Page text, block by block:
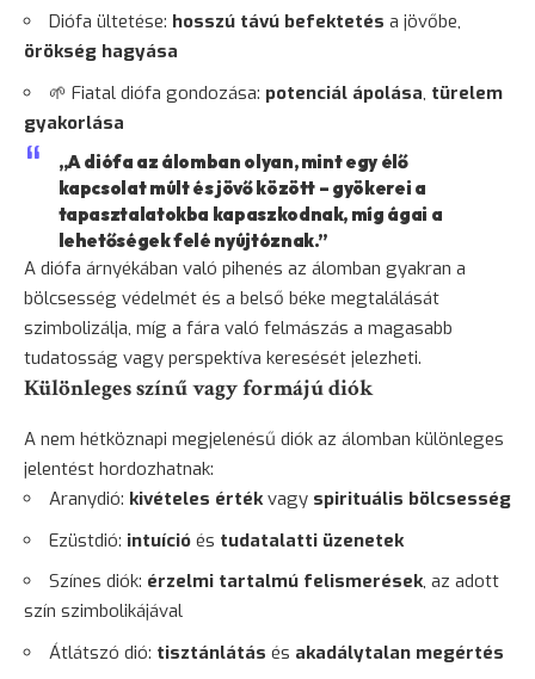
Diófa ültetése: hosszú távú befektetés a jövőbe,
örökség hagyása
🌱 Fiatal diófa gondozása: potenciál ápolása, türelem
gyakorlása
„A diófa az álomban olyan, mint egy élő
kapcsolat múlt és jövő között – gyökerei a
tapasztalatokba kapaszkodnak, míg ágai a
lehetőségek felé nyújtóznak.”
A diófa árnyékában való pihenés az álomban gyakran a
bölcsesség védelmét és a belső béke megtalálását
szimbolizálja, míg a fára való felmászás a magasabb
tudatosság vagy perspektíva keresését jelezheti.
Különleges színű vagy formájú diók
A nem hétköznapi megjelenésű diók az álomban különleges
jelentést hordozhatnak:
Aranydió: kivételes értékvagy spirituális bölcsesség
Ezüstdió: intuíció és tudatalatti üzenetek
Színes diók: érzelmi tartalmú felismerések, az adott
szín szimbolikájával
Átlátszó dió: tisztánlátás és akadálytalan megértés